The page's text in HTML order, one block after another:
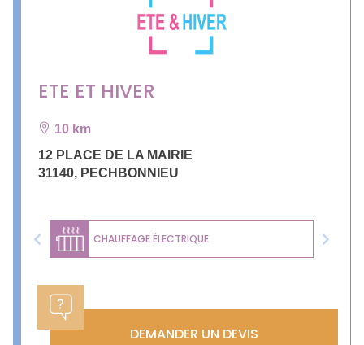
ETE ET HIVER
10 km
12 PLACE DE LA MAIRIE
31140, PECHBONNIEU
CHAUFFAGE ÉLECTRIQUE
Previous Next
DEMANDER UN DEVIS